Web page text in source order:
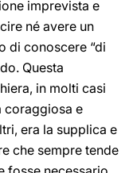
imprevista e
né avere un
di conoscere “di
Questa
in molti casi
coraggiosa e
era la supplica e
che sempre tende